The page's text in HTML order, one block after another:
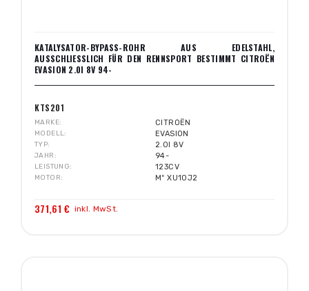
KATALYSATOR-BYPASS-ROHR AUS EDELSTAHL,
AUSSCHLIESSLICH FÜR DEN RENNSPORT BESTIMMT CITROËN E
VASION 2.0I 8V 94-
KTS201
MARKE CITROËN
MODELL EVASION
TYP 2.0I 8V
JAHR 94-
LEISTUNG 123CV
MOTOR Mº XU10J2
371,61 € inkl. MwSt.